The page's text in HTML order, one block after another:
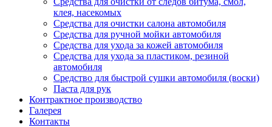
клея, насекомых
Средства для очистки салона автомобиля
Средства для ручной мойки автомобиля
Средства для ухода за кожей автомобиля
Средства для ухода за пластиком, резиной
автомобиля
Средство для быстрой сушки автомобиля (воски)
Паста для рук
Контрактное производство
Галерея
Контакты